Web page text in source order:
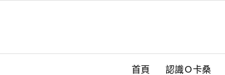
首頁 認識Ｏ卡桑